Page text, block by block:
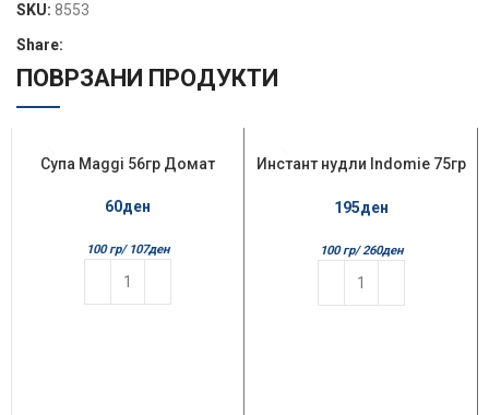
SKU: 8553
Share:
ПОВРЗАНИ ПРОДУКТИ
Супа Maggi 56гр Домат
60ден
100 гр/ 107ден
Инстант нудли Indomie 75гр
195ден
100 гр/ 260ден